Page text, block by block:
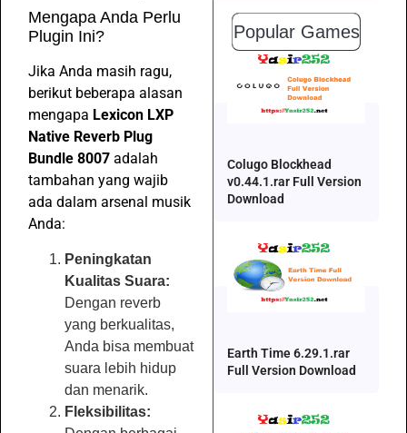
Mengapa Anda Perlu
Plugin Ini?
Jika Anda masih ragu,
berikut beberapa alasan
mengapa Lexicon LXP
Native Reverb Plug
Bundle 8007 adalah
tambahan yang wajib
ada dalam arsenal musik
Anda:
Peningkatan
Kualitas Suara:
Dengan reverb
yang berkualitas,
Anda bisa membuat
suara lebih hidup
dan menarik.
Fleksibilitas:
Popular Games
Colugo Blockhead
v0.44.1.rar Full Version
Download
Earth Time 6.29.1.rar
Full Version Download